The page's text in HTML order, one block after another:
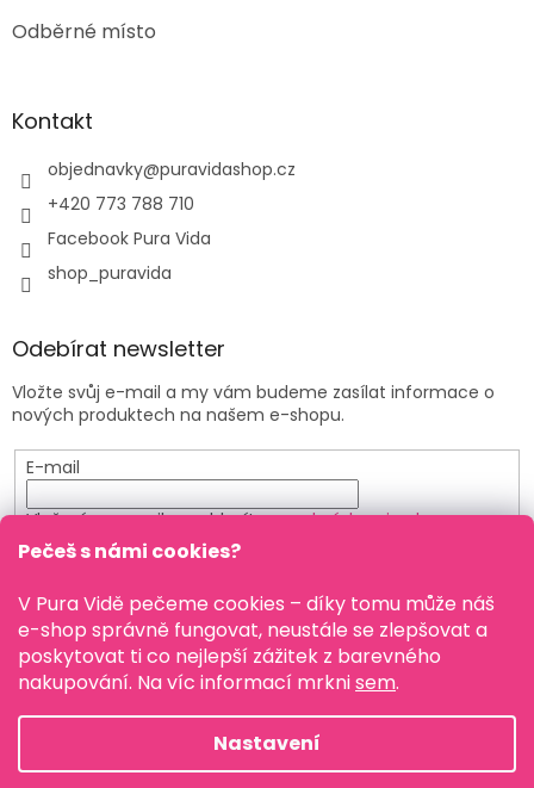
Pečeš s námi cookies?
V Pura Vidě pečeme cookies – díky tomu může náš
e-shop správně fungovat, neustále se zlepšovat a
poskytovat ti co nejlepší zážitek z barevného
nakupování. Na víc informací mrknisem.
Nastavení
Odběrné místo
Kontakt
objednavky@puravidashop.cz
+420 773 788 710
Facebook Pura Vida
shop_puravida
Odebírat newsletter
Vložte svůj e-mail a my vám budeme zasílat informace o
nových produktech na našem e-shopu.
E-mail
Vložením e-mailu souhlasíte spodmínkami ochrany
osobních údajů
PŘIHLÁSIT SE